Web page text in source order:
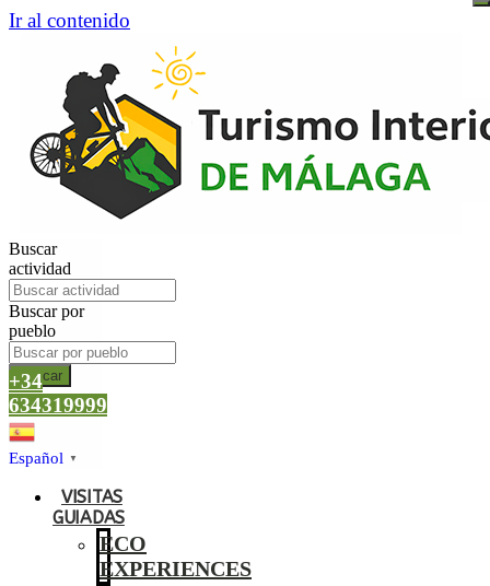
Ir al contenido
Buscar
actividad
Buscar por
pueblo
Buscar
+34
634319999
Español ▼
VISITAS
GUIADAS
ECO
EXPERIENCES